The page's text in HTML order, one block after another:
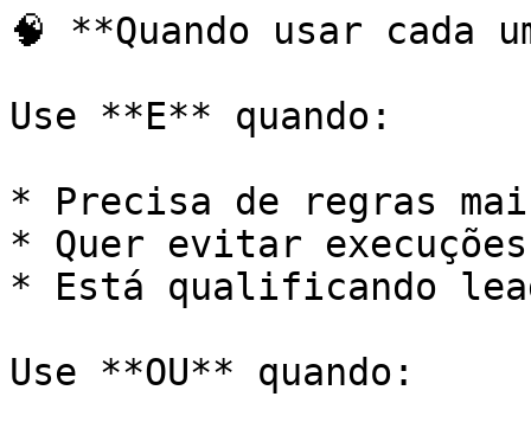
🧠 **Quando usar cada
Use **E** quando:
* Precisa de regras
* Quer evitar
* Está qualificando
Use **OU** quando: